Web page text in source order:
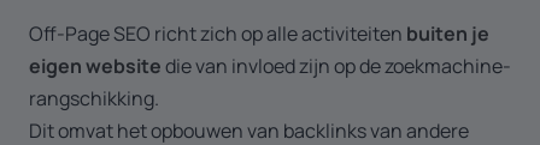
Off-Page SEO richt zich op alle activiteiten buiten je
eigen websitedie van invloed zijn op de zoekmachine-
rangschikking.
Dit omvat het opbouwen van backlinks van andere